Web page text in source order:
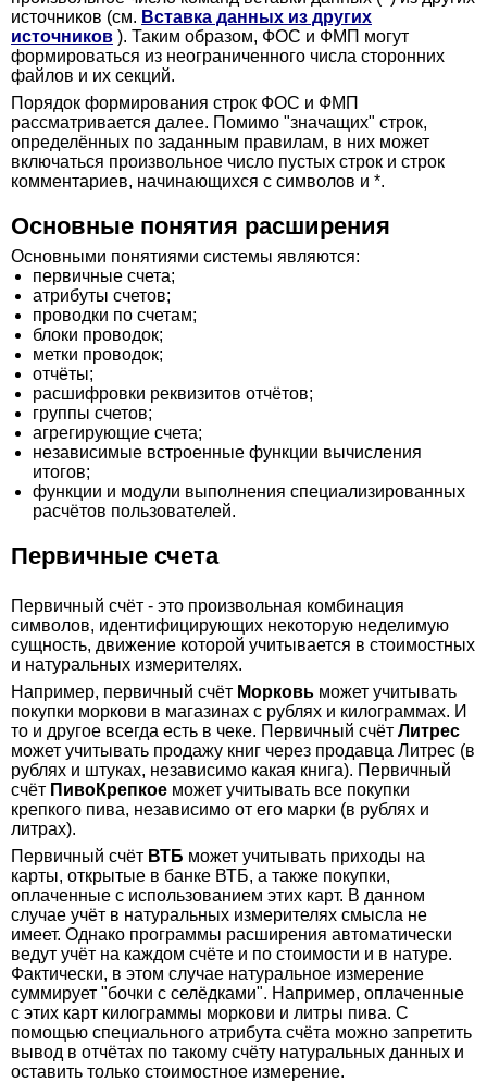
источников (см. Вставка данных из других
источников ). Таким образом, ФОС и ФМП могут
формироваться из неограниченного числа сторонних
файлов и их секций.
Порядок формирования строк ФОС и ФМП
рассматривается далее. Помимо "значащих" строк,
определённых по заданным правилам, в них может
включаться произвольное число пустых строк и строк
комментариев, начинающихся с символов и *.
Основные понятия расширения
Основными понятиями системы являются:
первичные счета;
атрибуты счетов;
проводки по счетам;
блоки проводок;
метки проводок;
отчёты;
расшифровки реквизитов отчётов;
группы счетов;
агрегирующие счета;
независимые встроенные функции вычисления
итогов;
функции и модули выполнения специализированных
расчётов пользователей.
Первичные счета
Первичный счёт - это произвольная комбинация
символов, идентифицирующих некоторую неделимую
сущность, движение которой учитывается в стоимостных
и натуральных измерителях.
Например, первичный счёт Морковь может учитывать
покупки моркови в магазинах с рублях и килограммах. И
то и другое всегда есть в чеке. Первичный счёт Литрес
может учитывать продажу книг через продавца Литрес (в
рублях и штуках, независимо какая книга). Первичный
счёт ПивоКрепкое может учитывать все покупки
крепкого пива, независимо от его марки (в рублях и
литрах).
Первичный счёт ВТБ может учитывать приходы на
карты, открытые в банке ВТБ, а также покупки,
оплаченные с использованием этих карт. В данном
случае учёт в натуральных измерителях смысла не
имеет. Однако программы расширения автоматически
ведут учёт на каждом счёте и по стоимости и в натуре.
Фактически, в этом случае натуральное измерение
суммирует "бочки с селёдками". Например, оплаченные
с этих карт килограммы моркови и литры пива. С
помощью специального атрибута счёта можно запретить
вывод в отчётах по такому счёту натуральных данных и
оставить только стоимостное измерение.